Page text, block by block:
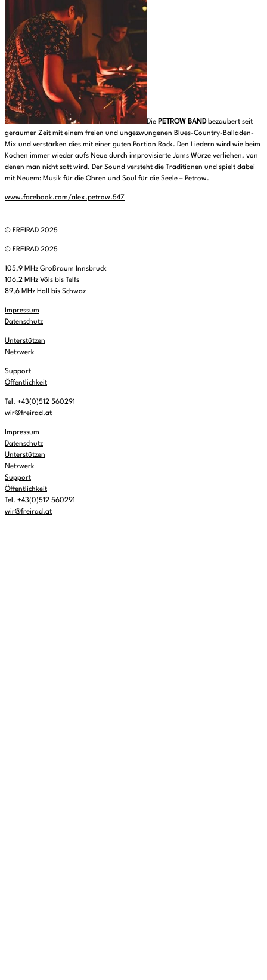
Die PETROW BAND bezaubert seit
geraumer Zeit mit einem freien und ungezwungenen Blues-Country-Balladen-
Mix und verstärken dies mit einer guten Portion Rock. Den Liedern wird wie beim
Kochen immer wieder aufs Neue durch improvisierte Jams Würze verliehen, von
denen man nicht satt wird. Der Sound versteht die Traditionen und spielt dabei
mit Neuem: Musik für die Ohren und Soul für die Seele – Petrow.
www.facebook.com/alex.petrow.547
© FREIRAD 2025
© FREIRAD 2025
105,9 MHz Großraum Innsbruck
106,2 MHz Völs bis Telfs
89,6 MHz Hall bis Schwaz
Impressum
Datenschutz
Unterstützen
Netzwerk
Support
Öffentlichkeit
Tel. +43(0)512 560291
wir@freirad.at
Impressum
Datenschutz
Unterstützen
Netzwerk
Support
Öffentlichkeit
Tel. +43(0)512 560291
wir@freirad.at